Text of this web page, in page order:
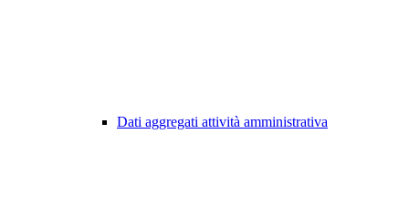
Dati aggregati attività amministrativa